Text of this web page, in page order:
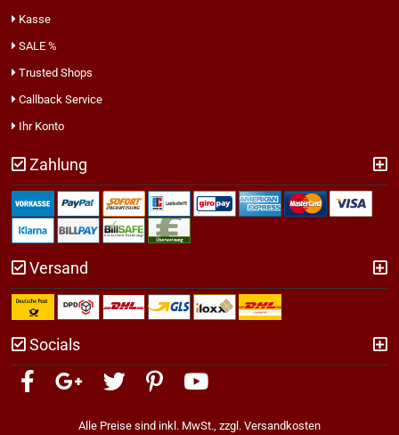
Kasse
SALE %
Trusted Shops
Callback Service
Ihr Konto
Zahlung
Versand
Socials
Alle Preise sind inkl. MwSt., zzgl. Versandkosten